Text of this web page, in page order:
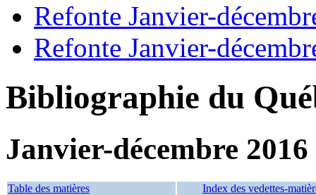
Refonte Janvier-
Refonte Janvier-
Bibliographie du
Janvier-décembre 2016
Table des matières Index des vedettes-